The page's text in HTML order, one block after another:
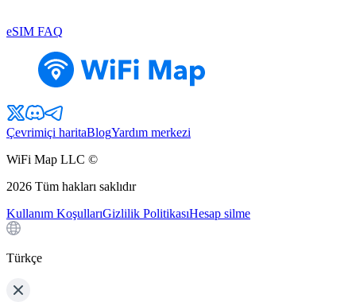
eSIM FAQ
Çevrimiçi haritaBlogYardım merkezi
WiFi Map LLC ©
2026 Tüm hakları saklıdır
Kullanım KoşullarıGizlilik PolitikasıHesap silme
Türkçe